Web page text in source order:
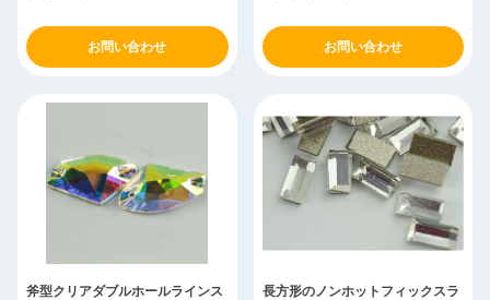
お問い合わせ お問い合わせ
斧型クリアダブルホールラインス
長方形のノンホットフィックスラ